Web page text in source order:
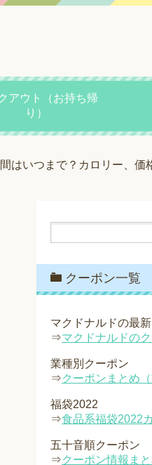
アウト（お持ち帰
り）
はいつまで？カロリー、価
クーポン一覧
マクドナルドの最
⇒マクドナルドの
業種別クーポン
⇒クーポンまとめ（
福袋2022
⇒食品系福袋2022
五十音順クーポン
⇒クーポン情報ま